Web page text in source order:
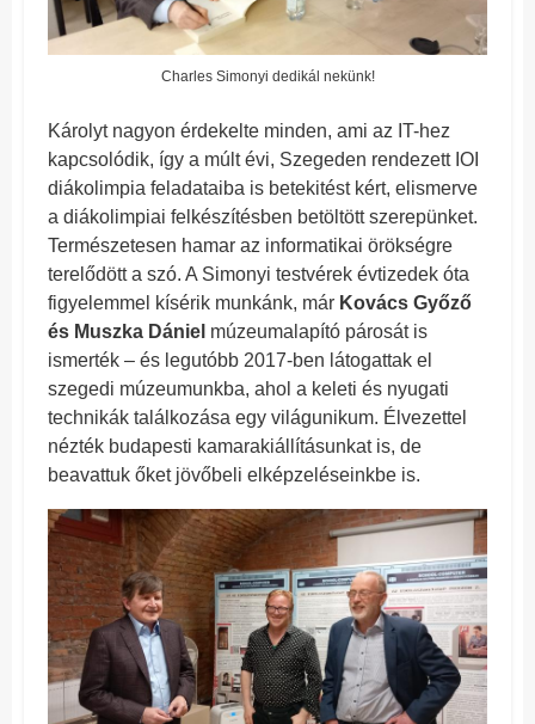
Charles Simonyi dedikál nekünk!
Károlyt nagyon érdekelte minden, ami az IT-hez
kapcsolódik, így a múlt évi, Szegeden rendezett IOI
diákolimpia feladataiba is betekitést kért, elismerve
a diákolimpiai felkészítésben betöltött szerepünket.
Természetesen hamar az informatikai örökségre
terelődött a szó. A Simonyi testvérek évtizedek óta
figyelemmel kísérik munkánk, már Kovács Győző
és Muszka Dániel múzeumalapító párosát is
ismerték – és legutóbb 2017-ben látogattak el
szegedi múzeumunkba, ahol a keleti és nyugati
technikák találkozása egy világunikum. Élvezettel
nézték budapesti kamarakiállításunkat is, de
beavattuk őket jövőbeli elképzeléseinkbe is.